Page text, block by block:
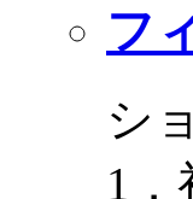
フ
シ
1